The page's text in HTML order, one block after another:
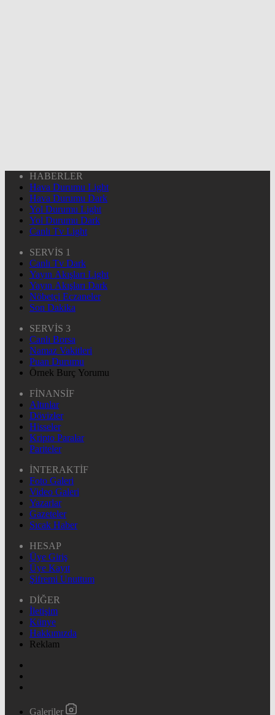
HABERLER
Hava Durumu Light
Hava Durumu Dark
Yol Durumu Light
Yol Durumu Dark
Canlı Tv Light
SERVİS 1
Canlı Tv Dark
Yayın Akışları Light
Yayın Akışları Dark
Nöbetçi Eczaneler
Son Dakika
SERVİS 3
Canlı Borsa
Namaz Vakitleri
Puan Durumu
Örnek Burç Yorumu
FİNANSİF
Altınlar
Dövizler
Hisseler
Kripto Paralar
Pariteler
İNTERAKTİF
Foto Galeri
Video Galeri
Yazarlar
Gazeteler
Sıcak Haber
HESAP
Üye Giriş
Üye Kayıt
Şifremi Unuttum
DİĞER
İletişim
Künye
Hakkımızda
Reklam
Galeriler